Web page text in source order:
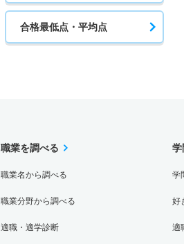
合格最低点・平均点
職業を調べる
職業名から調べる
職業分野から調べる
適職・適学診断
学
学
好
適